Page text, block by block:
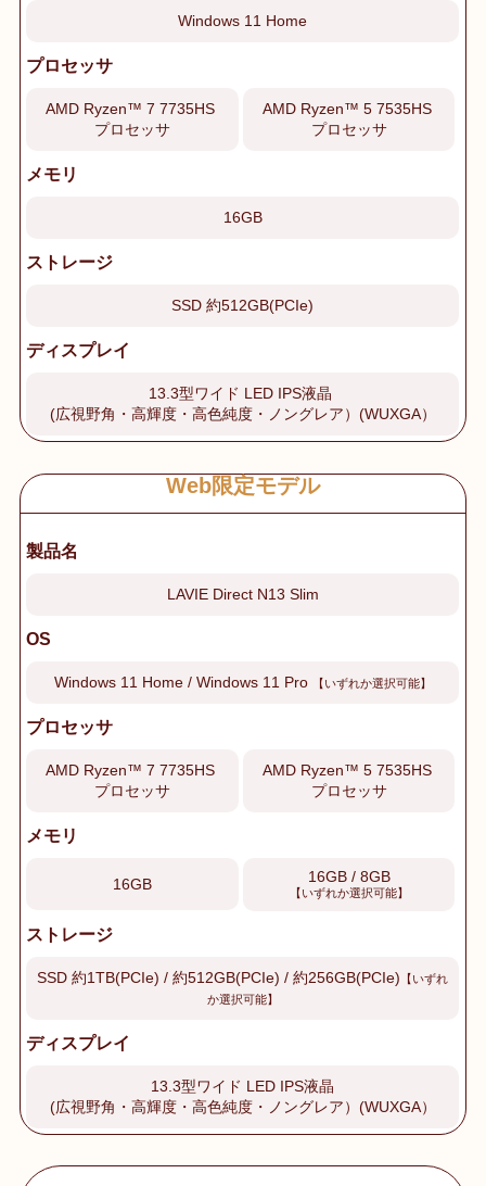
Windows 11 Home
プロセッサ
AMD Ryzen™ 7 7735HS
プロセッサ
AMD Ryzen™ 5 7535HS
プロセッサ
メモリ
16GB
ストレージ
SSD 約512GB(PCIe)
ディスプレイ
13.3型ワイド LED IPS液晶
(広視野角・高輝度・高色純度・ノングレア）(WUXGA）
Web限定モデル
製品名
LAVIE Direct N13 Slim
OS
Windows 11 Home / Windows 11 Pro 【いずれか選択可能】
プロセッサ
AMD Ryzen™ 7 7735HS
プロセッサ
AMD Ryzen™ 5 7535HS
プロセッサ
メモリ
16GB 16GB / 8GB
【いずれか選択可能】
ストレージ
SSD 約1TB(PCIe) / 約512GB(PCIe) / 約256GB(PCIe)
【いずれ
か選択可能】
ディスプレイ
13.3型ワイド LED IPS液晶
(広視野角・高輝度・高色純度・ノングレア）(WUXGA）